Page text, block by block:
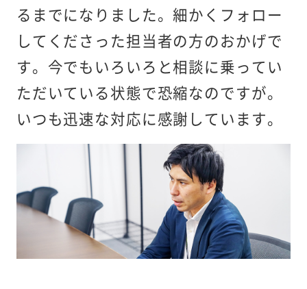
るまでになりました。細かくフォロー
してくださった担当者の方のおかげで
す。今でもいろいろと相談に乗ってい
ただいている状態で恐縮なのですが。
いつも迅速な対応に感謝しています。